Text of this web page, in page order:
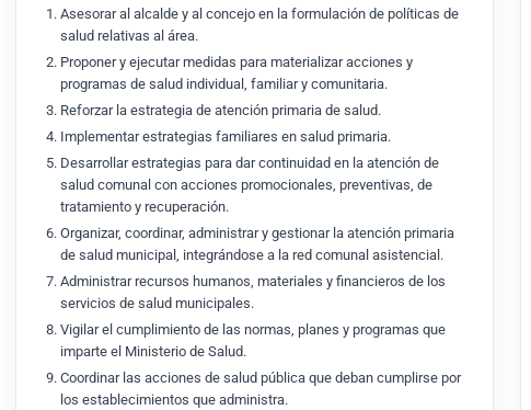
Asesorar al alcalde y al concejo en la formulación de políticas de
salud relativas al área.
Proponer y ejecutar medidas para materializar acciones y
programas de salud individual, familiar y comunitaria.
Reforzar la estrategia de atención primaria de salud.
Implementar estrategias familiares en salud primaria.
Desarrollar estrategias para dar continuidad en la atención de
salud comunal con acciones promocionales, preventivas, de
tratamiento y recuperación.
Organizar, coordinar, administrar y gestionar la atención primaria
de salud municipal, integrándose a la red comunal asistencial.
Administrar recursos humanos, materiales y financieros de los
servicios de salud municipales.
Vigilar el cumplimiento de las normas, planes y programas que
imparte el Ministerio de Salud.
Coordinar las acciones de salud pública que deban cumplirse por
los establecimientos que administra.